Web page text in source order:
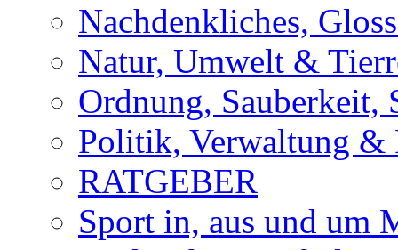
Nachdenkliches,
Natur, Umwelt &
Ordnung,
Politik, Verwaltung &
RATGEBER
Sport in, aus und um